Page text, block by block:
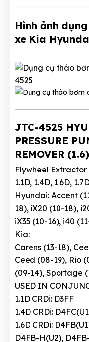
Hình ảnh
xe Kia
JTC-4525
PRESSURE
REMOVER (1.6)
Flywheel
1.1D, 1.4D, 1.6D,
Hyundai: Accent
18), iX20 (10-18),
iX35 (10-16), i40
Kia:
Carens (13-18),
Ceed (08-19), Rio
(09-14), Sportage
USED IN
1.1D CRDi: D3FF
1.4D CRDi:
1.6D CRDi:
D4FB-H(U2),